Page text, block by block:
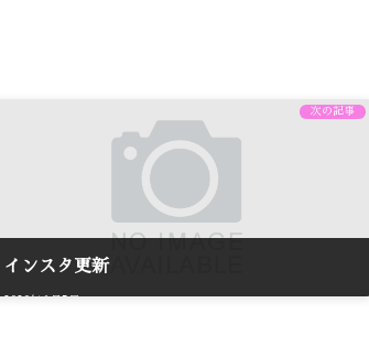
次の記事
インスタ更新